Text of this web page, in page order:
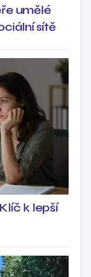
umělé
sítě
k lepší